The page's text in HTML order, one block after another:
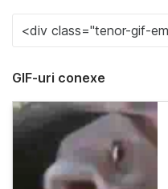
GIF-uri conexe